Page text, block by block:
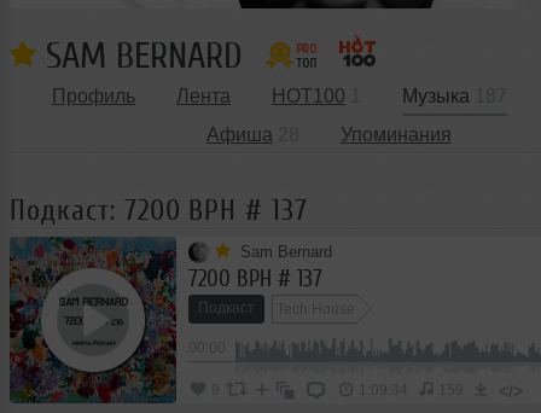
SAM BERNARD
Профиль Лента HOT100 Музыка
Афиша
Упоминания
Подкаст: 7200 BPH # 137
Sam Bernard
7200 BPH # 137
Подкаст Tech House
9 1:09:34 159 </>